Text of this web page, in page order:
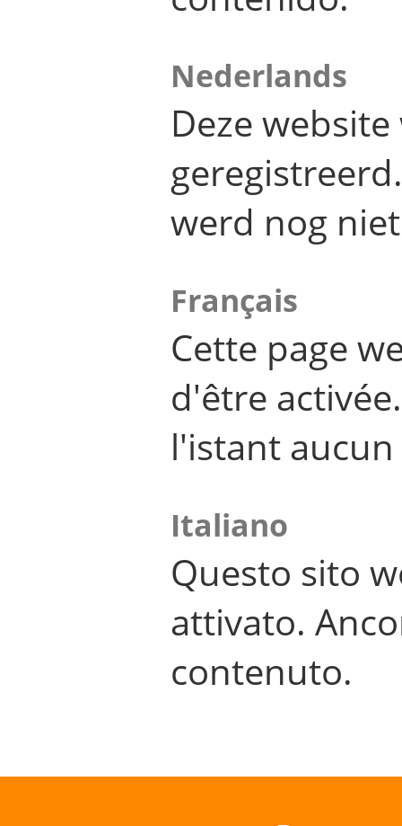
Nederlands
Deze
werd nog
Français
Cette page
d'être
l'istant
Italiano
Questo sito
attivato.
contenuto.